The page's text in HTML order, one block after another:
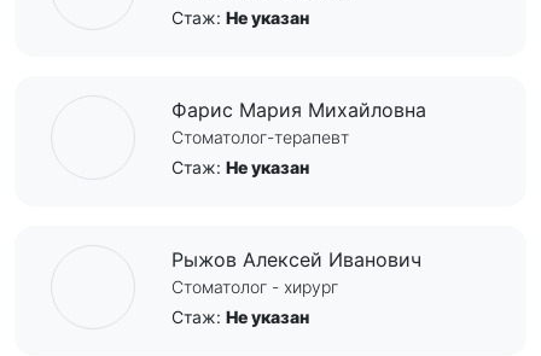
Стаж: Не указан
Фарис Мария Михайловна
Стоматолог-терапевт
Стаж: Не указан
Рыжов Алексей Иванович
Стоматолог - хирург
Стаж: Не указан